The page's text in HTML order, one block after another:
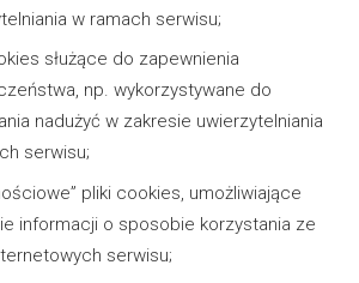
w ramach serwisu;
służące do zapewnienia
np. wykorzystywane do
nadużyć w zakresie uwierzytelniania
serwisu;
pliki cookies, umożliwiające
informacji o sposobie korzystania ze
serwisu;